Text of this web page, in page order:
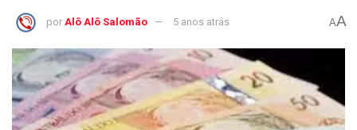
por Alô Alô Salomão 5 anos atrás AA